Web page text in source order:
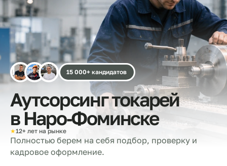
15 000+ кандидатов
Аутсорсинг токарей
вНаро‑Фоминске
★12+ лет на рынке
Полностью берем на себя подбор, проверку и
кадровое оформление.